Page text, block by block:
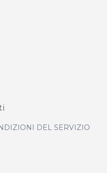
DEL SERVIZIO